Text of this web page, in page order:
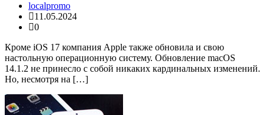
localpromo
11.05.2024
0
Кроме iOS 17 компания Apple также обновила и свою
настольную операционную систему. Обновление macOS
14.1.2 не принесло с собой никаких кардинальных изменений.
Но, несмотря на […]